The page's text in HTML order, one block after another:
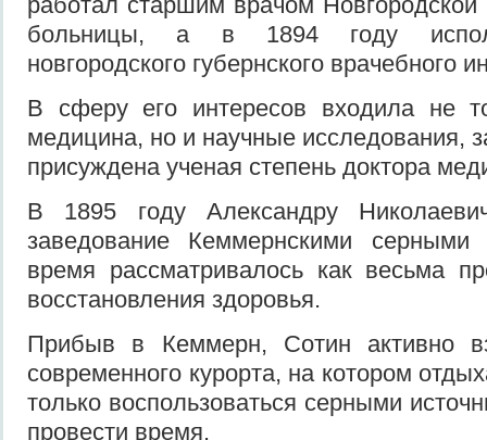
больницы, а в 1894 году
новгородского губернского врачебного
В сферу его интересов входила не
медицина, но и научные исследования,
присуждена ученая степень доктора
В 1895 году Александру
заведование Кеммернскими
время рассматривалось как весьма
восстановления здоровья.
Прибыв в Кеммерн, Сотин активно
современного курорта, на котором
только воспользоваться серными
провести время.